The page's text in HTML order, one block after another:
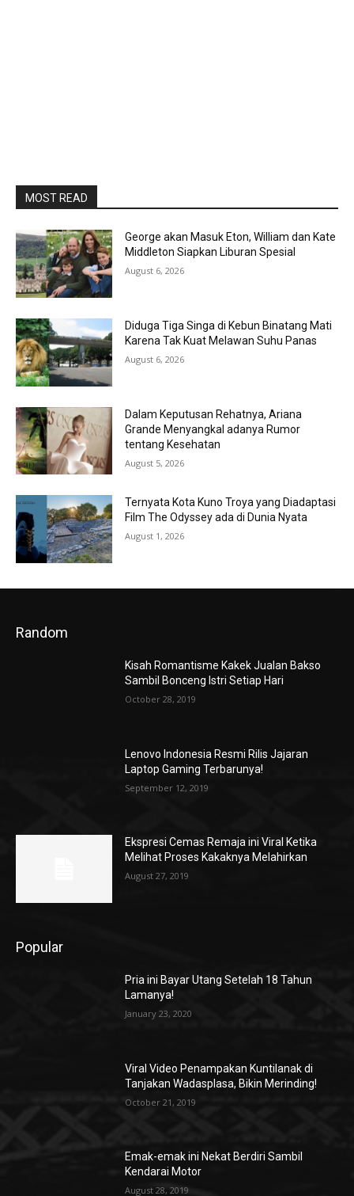
MOST READ
George akan Masuk Eton, William dan Kate
Middleton Siapkan Liburan Spesial
August 6, 2026
Diduga Tiga Singa di Kebun Binatang Mati
Karena Tak Kuat Melawan Suhu Panas
August 6, 2026
Dalam Keputusan Rehatnya, Ariana
Grande Menyangkal adanya Rumor
tentang Kesehatan
August 5, 2026
Ternyata Kota Kuno Troya yang Diadaptasi
Film The Odyssey ada di Dunia Nyata
August 1, 2026
Random
Kisah Romantisme Kakek Jualan Bakso
Sambil Bonceng Istri Setiap Hari
October 28, 2019
Lenovo Indonesia Resmi Rilis Jajaran
Laptop Gaming Terbarunya!
September 12, 2019
Ekspresi Cemas Remaja ini Viral Ketika
Melihat Proses Kakaknya Melahirkan
August 27, 2019
Popular
Pria ini Bayar Utang Setelah 18 Tahun
Lamanya!
January 23, 2020
Viral Video Penampakan Kuntilanak di
Tanjakan Wadasplasa, Bikin Merinding!
October 21, 2019
Emak-emak ini Nekat Berdiri Sambil
Kendarai Motor
August 28, 2019